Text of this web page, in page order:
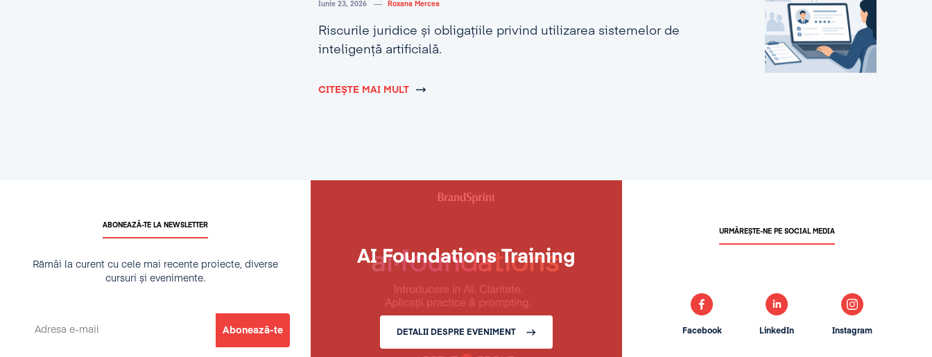
Iunie 23, 2026 Roxana Mercea
Riscurile juridice și obligațiile privind utilizarea sistemelor de
inteligență artificială.
CITEȘTE MAI MULT
ABONEAZĂ-TE LA NEWSLETTER
Rămâi la curent cu cele mai recente proiecte, diverse
cursuri și evenimente.
AI Foundations Training
DETALII DESPRE EVENIMENT
URMĂREȘTE-NE PE SOCIAL MEDIA
Facebook LinkedIn Instagram